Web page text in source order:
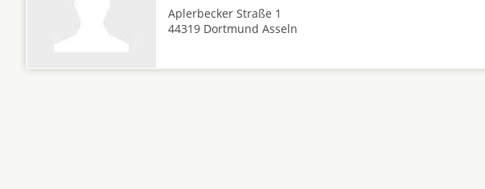
Aplerbecker Straße 1
44319 Dortmund Asseln